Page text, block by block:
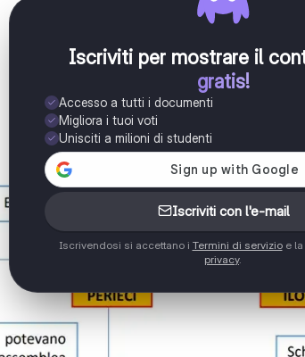
Iscriviti per mostrare il
gratis!
Accesso a tutti i documenti
Migliora i tuoi voti
Unisciti a milioni di studenti
Iscriviti con l'e-mail
Iscrivendosi si accettano i Termini di servizioe la
privacy.